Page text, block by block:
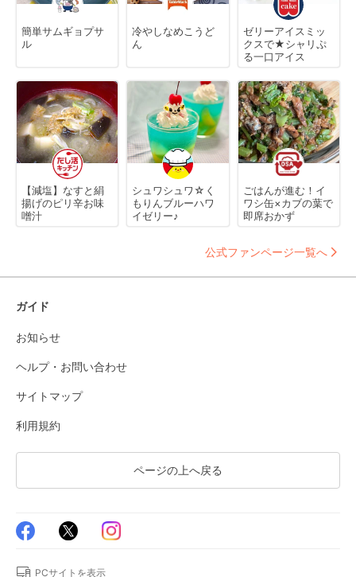
簡単サムギョプサ
ル
冷やしなめこうど
ん
ゼリーアイスミッ
クスで★シャリぷ
る一口アイス
【減塩】なすと絹
揚げのピリ辛お味
噌汁
シュワシュワ☆く
もりんブルーハワ
イゼリー♪
ごはんが進む！イ
ワシ缶×カブの葉で
即席おかず
公式ファンページ一覧へ
ガイド
お知らせ
ヘルプ・お問い合わせ
サイトマップ
利用規約
ページの上へ戻る
PCサイトを表示